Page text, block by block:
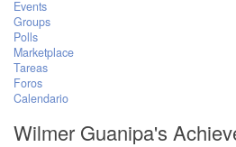
Events
Groups
Polls
Marketplace
Tareas
Foros
Calendario
Wilmer Guanipa's